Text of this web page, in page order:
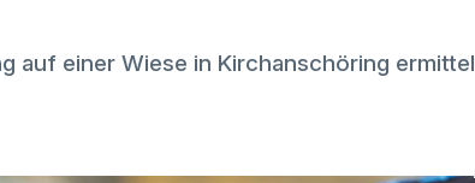
auf einer Wiese in Kirchanschöring